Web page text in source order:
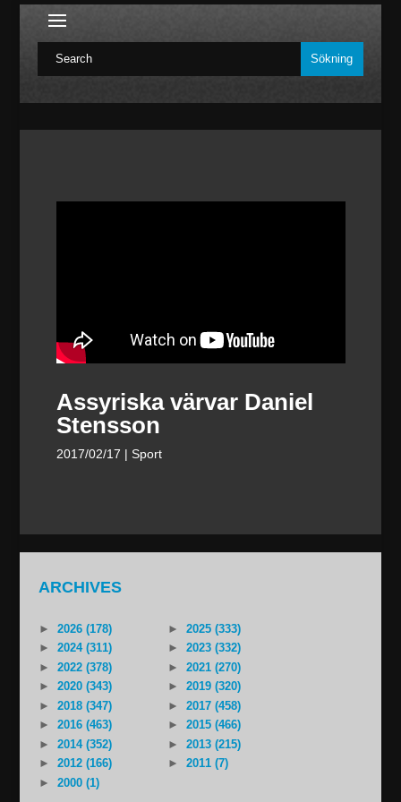
Assyriska värvar Daniel
Stensson
2017/02/17 | Sport
ARCHIVES
► 2026 (178) ►
2025 (333)
►
2024 (311) ►
2023 (332)
►
2022 (378) ►
2021 (270)
►
2020 (343) ►
2019 (320)
►
2018 (347) ►
2017 (458)
►
2016 (463) ►
2015 (466)
►
2014 (352) ►
2013 (215)
►
2012 (166) ►
2011 (7)
►
2000 (1)